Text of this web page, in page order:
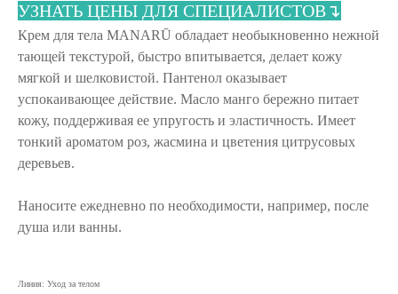
УЗНАТЬ ЦЕНЫ ДЛЯ СПЕЦИАЛИСТОВ↴
Крем для тела MANARŪ обладает необыкновенно нежной
тающей текстурой, быстро впитывается, делает кожу
мягкой и шелковистой. Пантенол оказывает
успокаивающее действие. Масло манго бережно питает
кожу, поддерживая ее упругость и эластичность. Имеет
тонкий ароматом роз, жасмина и цветения цитрусовых
деревьев.
Наносите ежедневно по необходимости, например, после
душа или ванны.
Линия: Уход за телом